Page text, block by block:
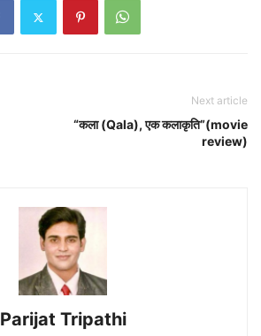
Next article
“कला (Qala), एक कलाकृति”(movie
review)
Parijat Tripathi